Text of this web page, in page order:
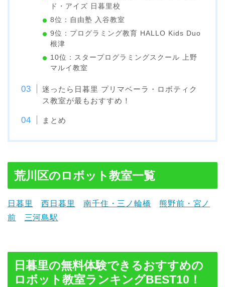
ド・アイズ 日暮里校
8位：自由塾 入谷教室
9位：プログラミング教育 HALLO Kids Duo
根津
10位：スタープログラミングスクール 上野
マルイ教室
迷ったら日暮里 プリマベーラ・ロボティク
ス教室が最もおすすめ！
まとめ
荒川区のロボット教室一覧
日暮里 西日暮里 南千住・三ノ輪橋
熊野前・宮ノ
前
三河島駅
日暮里の無料体験できるおすすめの
ロボット教室ランキングBEST10！